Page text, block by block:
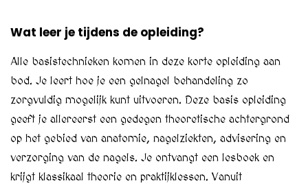
Wat leer je tijdens de opleiding?
Alle basistechnieken komen in deze korte opleiding aan
bod. Je leert hoe je een gelnagel behandeling zo
zorgvuldig mogelijk kunt uitvoeren. Deze basis opleiding
geeft je allereerst een gedegen theoretische achtergrond
op het gebied van anatomie, nagelziekten, advisering en
verzorging van de nagels. Je ontvangt een lesboek en
krijgt klassikaal theorie en praktijklessen. Vanuit